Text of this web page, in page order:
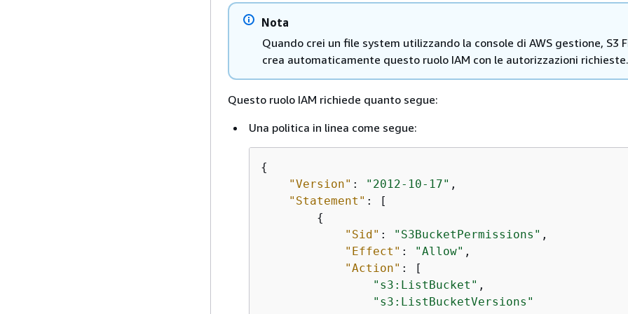
Nota
Quando crei un file system utilizzando la console di AWS gestione, S3
crea automaticamente questo ruolo IAM con le autorizzazioni richieste.
Questo ruolo IAM richiede quanto segue:
Una politica in linea come segue:
{
"Version" : "2012-10-17" ,
"Statement" : [
{
"Sid" : "S3BucketPermissions" ,
"Effect" : "Allow" ,
"Action" : [
"s3:ListBucket" ,
"s3:ListBucketVersions"